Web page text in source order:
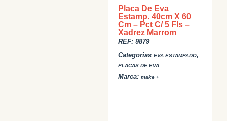
Placa De Eva
Estamp. 40cm X 60
Cm – Pct C/ 5 Fls –
Xadrez Marrom
REF:9879
Categorias EVA ESTAMPADO,
PLACAS DE EVA
Marca:make +